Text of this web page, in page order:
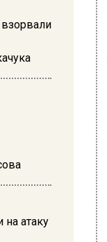
на атаку